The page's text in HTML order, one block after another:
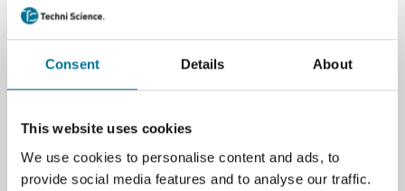
Consent Details About
This website uses cookies
We use cookies to personalise content and ads, to
provide social media features and to analyse our traffic.
Untersuchung von Kreisbewegungen durch
Winkelgeschwindigkeit.
indem Sie die Kraft untersuchen, die erforderlich
ist, um eine Masse in einer Kreisbewegung zu
halten.